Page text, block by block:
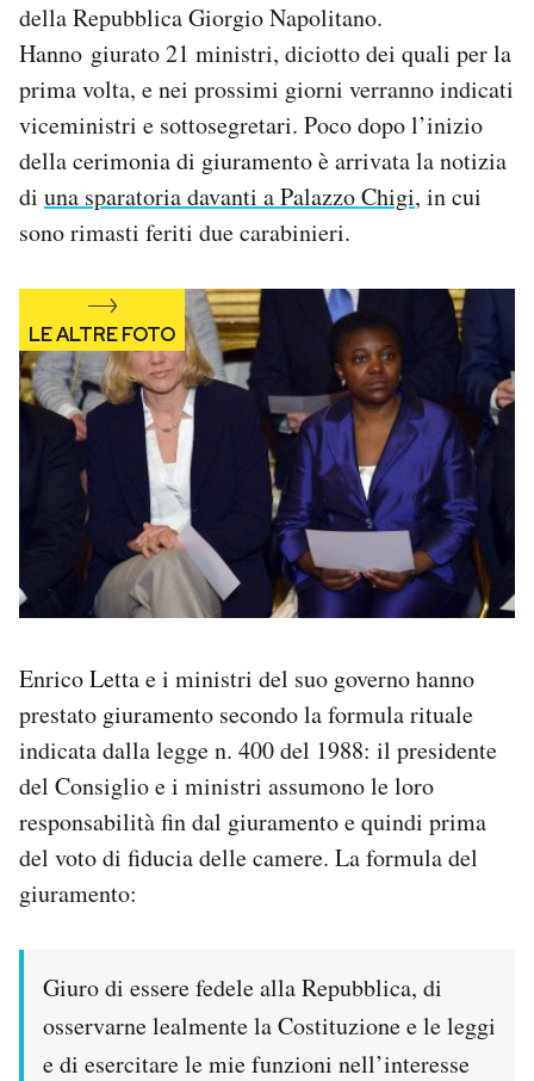
SHOP
CALENDARIO
AREA PERSONALE
Newsletter
Notifiche mobile
Regala il Post
Hai bisogno di aiuto?
Esci
della Repubblica Giorgio Napolitano.
Hanno giurato 21 ministri, diciotto dei quali per la
prima volta, e nei prossimi giorni verranno indicati
viceministri e sottosegretari. Poco dopo l’inizio
della cerimonia di giuramento è arrivata la notizia
di una sparatoria davanti a Palazzo Chigi, in cui
sono rimasti feriti due carabinieri.
Enrico Letta e i ministri del suo governo hanno
prestato giuramento secondo la formula rituale
indicata dalla legge n. 400 del 1988: il presidente
del Consiglio e i ministri assumono le loro
responsabilità fin dal giuramento e quindi prima
del voto di fiducia delle camere. La formula del
giuramento:
Giuro di essere fedele alla Repubblica, di
osservarne lealmente la Costituzione e le leggi
e di esercitare le mie funzioni nell’interesse